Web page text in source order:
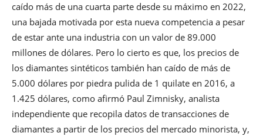
caído más de una cuarta parte desde su máximo en 2022,
una bajada motivada por esta nueva competencia a pesar
de estar ante una industria con un valor de 89.000
millones de dólares. Pero lo cierto es que, los precios de
los diamantes sintéticos también han caído de más de
5.000 dólares por piedra pulida de 1 quilate en 2016, a
1.425 dólares, como afirmó Paul Zimnisky, analista
independiente que recopila datos de transacciones de
diamantes a partir de los precios del mercado minorista, y,